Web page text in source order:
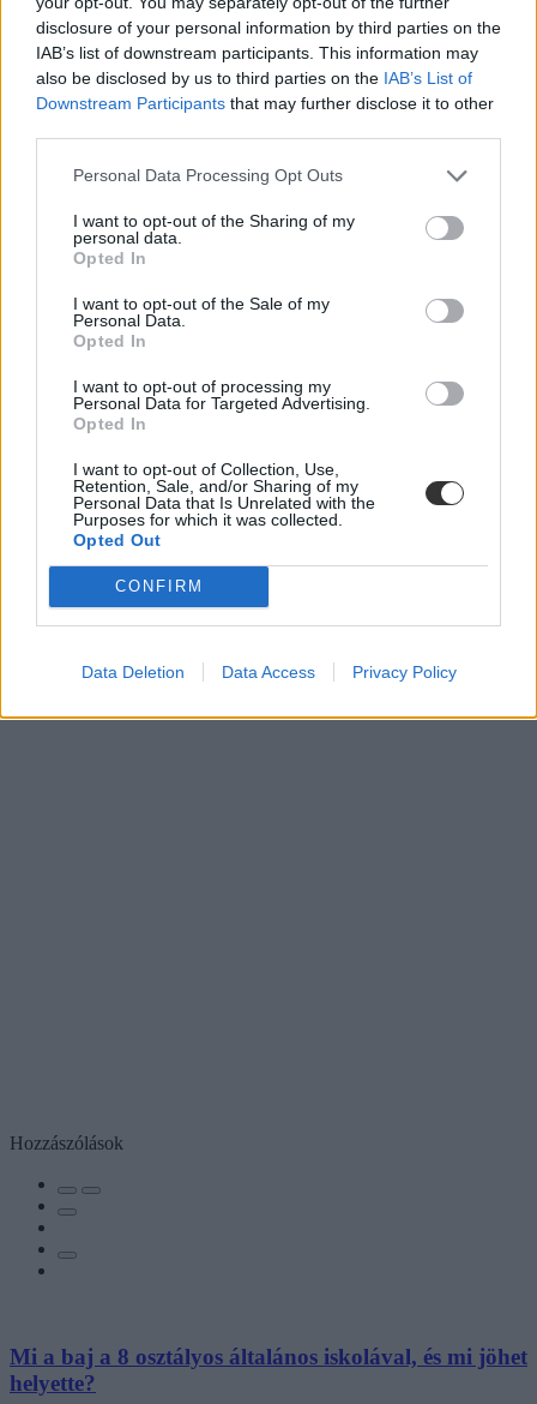
disclosure of your personal information by third parties on the
IAB’s list of downstream participants. This information may
also be disclosed by us to third parties on the IAB’s List of
Downstream Participants that may further disclose it to other
Personal Data Processing Opt Outs
I want to opt-out of the Sharing of my
personal data.
Opted In
I want to opt-out of the Sale of my
Personal Data.
Opted In
I want to opt-out of processing my
Personal Data for Targeted Advertising.
Opted In
I want to opt-out of Collection, Use,
Retention, Sale, and/or Sharing of my
Personal Data that Is Unrelated with the
Purposes for which it was collected.
Opted Out
CONFIRM
Data Deletion Data Access Privacy Policy
ösztöndíjak egyetemistáknak
belföld
ápoló ösztöndíj
ápoló szak
Hozzászólások
Mi a baj a 8 osztályos általános iskolával, és mi jöhet
helyette?